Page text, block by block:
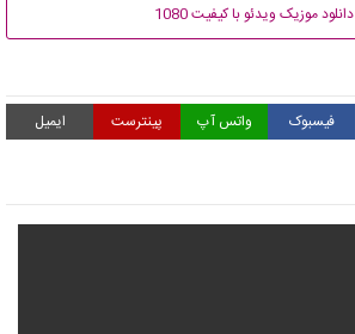
دانلود موزیک ویدئو با کیفیت 1080
فیسبوک واتس آپ پینترست ایمیل